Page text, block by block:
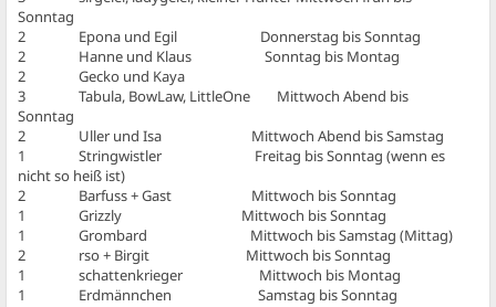
Sonntag
2 Epona und Egil Donnerstag bis Sonntag
2 Hanne und Klaus Sonntag bis Montag
2 Gecko und Kaya
3 Tabula, BowLaw, LittleOne Mittwoch Abend bis
Sonntag
2 Uller und Isa Mittwoch Abend bis Samstag
1 Stringwistler Freitag bis Sonntag (wenn es
nicht so heiß ist)
2 Barfuss + Gast Mittwoch bis Sonntag
1 Grizzly Mittwoch bis Sonntag
1 Grombard Mittwoch bis Samstag (Mittag)
2 rso + Birgit Mittwoch bis Sonntag
1 schattenkrieger Mittwoch bis Montag
1 Erdmännchen Samstag bis Sonntag